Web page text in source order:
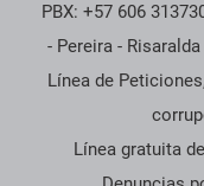
PBX: +57 606
- Pereira -
Línea de
Línea gratuita